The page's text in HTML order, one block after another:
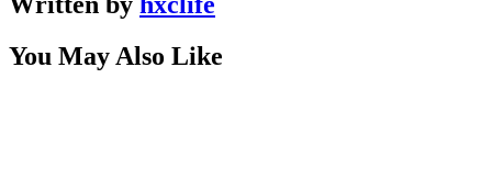
You May Also Like